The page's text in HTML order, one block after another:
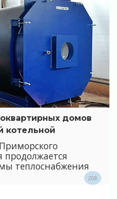
домов
котельной
продолжается
теплоснабжения
208